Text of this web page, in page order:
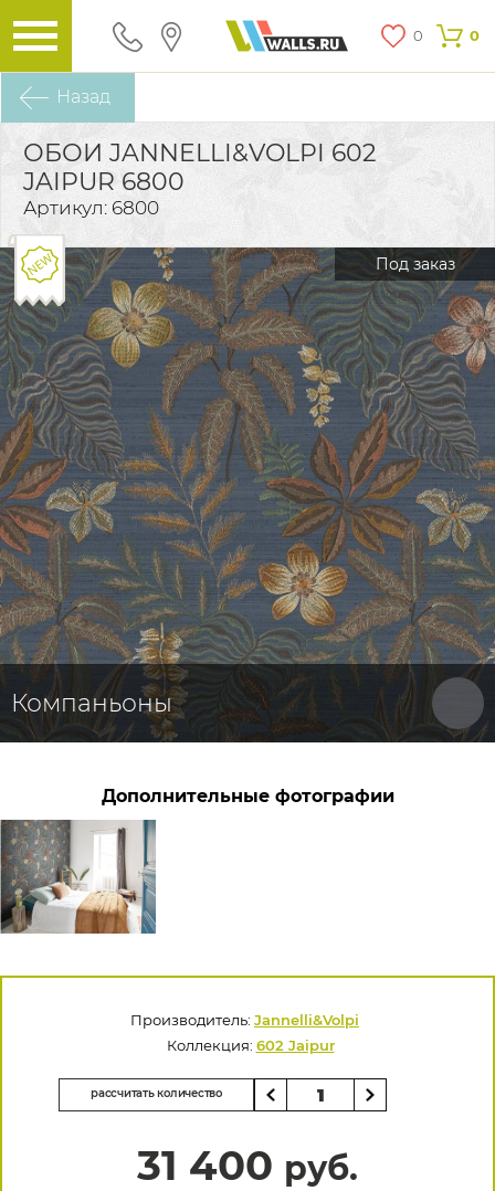
0 0
Назад
ОБОИ JANNELLI&VOLPI 602
JAIPUR 6800
Артикул: 6800
Под заказ
Компаньоны
Дополнительные фотографии
Производитель: Jannelli&Volpi
Коллекция: 602 Jaipur
рассчитать количество
31 400 руб.